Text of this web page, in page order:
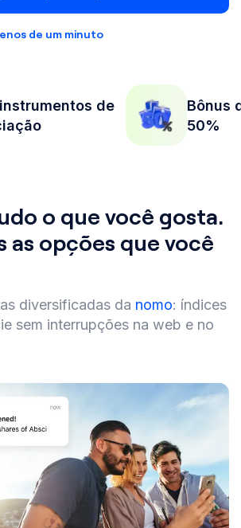
de um minuto
Bônus de depósito de
o que você gosta.
as opções que você
diversificadas da nomo: índices
sem interrupções na web e no